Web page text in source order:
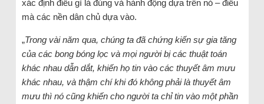
xác định điều gì là đúng và hành động dựa trên nó – điều
mà các nền dân chủ dựa vào.
„Trong vài năm qua, chúng ta đã chứng kiến sự gia tăng
của các bong bóng lọc và mọi người bị các thuật toán
khác nhau dẫn dắt, khiến họ tin vào các thuyết âm mưu
khác nhau, và thậm chí khi đó không phải là thuyết âm
mưu thì nó cũng khiến cho người ta chỉ tin vào một phần